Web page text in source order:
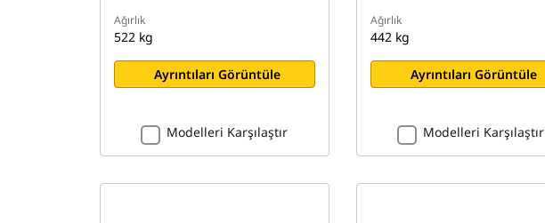
Ağırlık
522 kg
Ayrıntıları Görüntüle
Modelleri Karşılaştır
Ağırlık
442 kg
Ayrıntıları Görüntüle
Modelleri Karşılaştır